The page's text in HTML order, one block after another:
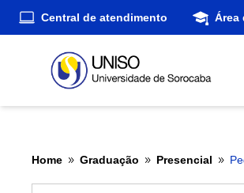
Central de atendimento Área
Home 9 Graduação 9 Presencial 9